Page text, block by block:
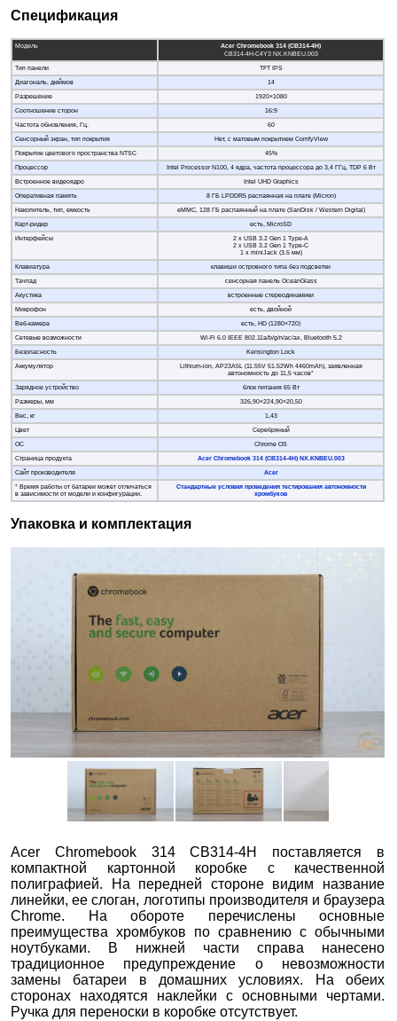
Спецификация
Модель
Acer Chromebook 314 (CB314-4H)
CB314-4H-C4Y3 NX.KNBEU.003
Тип панели
TFT IPS
Диагональ, дюймов
14
Разрешение
1920×1080
Соотношение сторон
16:9
Частота обновления, Гц.
60
Сенсорный экран, тип покрытия
Нет, с матовым покрытием ComfyView
Покрытие цветового пространства NTSC
45%
Процессор
Intel Processor N100, 4 ядра, частота процессора до 3,4 ГГц, TDP 6 Вт
Встроенное видеоядро
Intel UHD Graphics
Оперативная память
8 ГБ LPDDR5 распаянная на плате (Micron)
Накопитель, тип, емкость
eMMC, 128 ГБ распаянный на плате (SanDisk / Western Digital)
Карт-ридер
есть, MicroSD
Интерфейсы
2 x USB 3.2 Gen 1 Type-A
2 x USB 3.2 Gen 1 Type-C
1 x miniJack (3.5 мм)
Клавиатура
клавиши островного типа без подсветки
Тачпад
сенсорная панель OceanGlass
Акустика
встроенные стереодинамики
Микрофон
есть, двойной
Веб-камера
есть, HD (1280×720)
Сетевые возможности
Wi-Fi 6.0 IEEE 802.11a/b/g/n/ac/ax, Bluetooth 5.2
Безопасность
Kensington Lock
Аккумулятор
Lithium-ion, AP23A5L (11.55V 51.52Wh 4460mAh), заявленная
автономность до 11,5 часов*
Зарядное устройство
блок питания 65 Вт
Размеры, мм
326,90×224,90×20,50
Вес, кг
1,43
Цвет
Серебряный
ОС
Chrome OS
Страница продукта
Acer Chromebook 314 (CB314-4H) NX.KNBEU.003
Сайт производителя
Acer
* Время работы от батареи может отличаться
в зависимости от модели и конфигурации.
Стандартные условия проведения тестирования автономности
хромбуков
Упаковка и комплектация
Acer Chromebook 314 CB314-4H поставляется в
компактной картонной коробке с качественной
полиграфией. На передней стороне видим название
линейки, ее слоган, логотипы производителя и браузера
Chrome. На обороте перечислены основные
преимущества хромбуков по сравнению с обычными
ноутбуками. В нижней части справа нанесено
традиционное предупреждение о невозможности
замены батареи в домашних условиях. На обеих
сторонах находятся наклейки с основными чертами.
Ручка для переноски в коробке отсутствует.